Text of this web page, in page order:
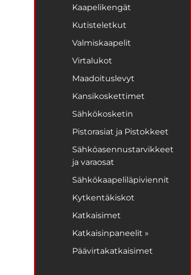
Kaapelikengät
Kutisteletkut
Valmiskaapelit
Virtalukot
Maadoituslevyt
Kansikoskettimet
Sähkökosketin
Pistorasiat ja Pistokkeet
Sähköasennustarvikkeet
ja varaosat
Sähkökaapeliläpiviennit
Kytkentäkiskot
Katkaisimet
Katkaisinpaneelit »
Päävirtakatkaisimet